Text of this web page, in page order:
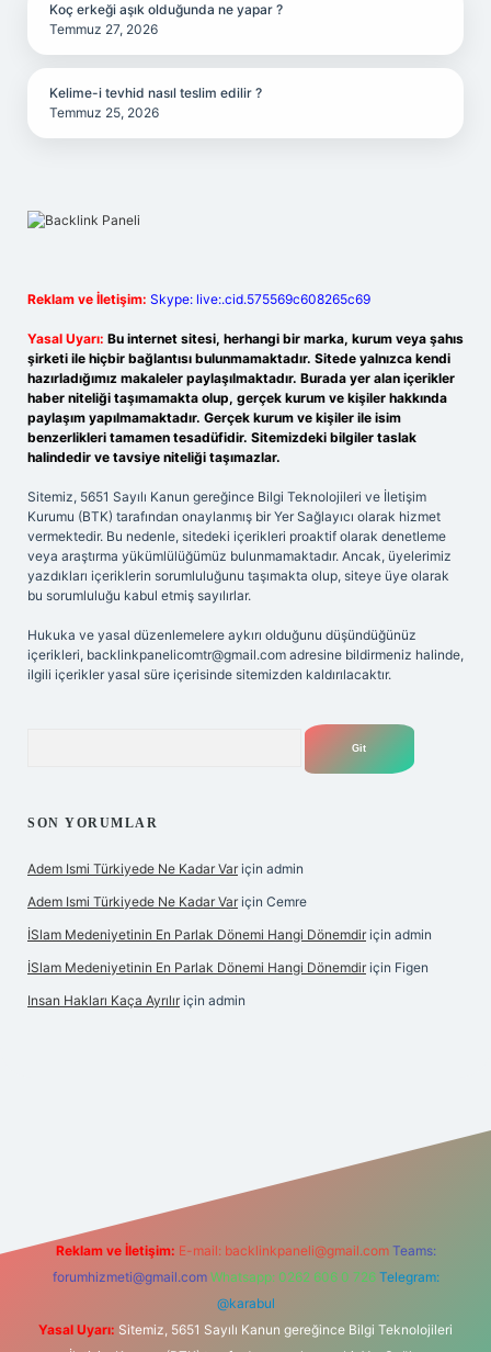
Koç erkeği aşık olduğunda ne yapar ?
Temmuz 27, 2026
Kelime-i tevhid nasıl teslim edilir ?
Temmuz 25, 2026
Reklam ve İletişim: Skype: live:.cid.575569c608265c69
Yasal Uyarı: Bu internet sitesi, herhangi bir marka, kurum veya şahıs
şirketi ile hiçbir bağlantısı bulunmamaktadır. Sitede yalnızca kendi
hazırladığımız makaleler paylaşılmaktadır. Burada yer alan içerikler
haber niteliği taşımamakta olup, gerçek kurum ve kişiler hakkında
paylaşım yapılmamaktadır. Gerçek kurum ve kişiler ile isim
benzerlikleri tamamen tesadüfidir. Sitemizdeki bilgiler taslak
halindedir ve tavsiye niteliği taşımazlar.
Sitemiz, 5651 Sayılı Kanun gereğince Bilgi Teknolojileri ve İletişim
Kurumu (BTK) tarafından onaylanmış bir Yer Sağlayıcı olarak hizmet
vermektedir. Bu nedenle, sitedeki içerikleri proaktif olarak denetleme
veya araştırma yükümlülüğümüz bulunmamaktadır. Ancak, üyelerimiz
yazdıkları içeriklerin sorumluluğunu taşımakta olup, siteye üye olarak
bu sorumluluğu kabul etmiş sayılırlar.
Hukuka ve yasal düzenlemelere aykırı olduğunu düşündüğünüz
içerikleri, backlinkpanelicomtr@gmail.com adresine bildirmeniz halinde,
ilgili içerikler yasal süre içerisinde sitemizden kaldırılacaktır.
SON YORUMLAR
Adem Ismi Türkiyede Ne Kadar Var için admin
Adem Ismi Türkiyede Ne Kadar Var için Cemre
İSlam Medeniyetinin En Parlak Dönemi Hangi Dönemdir için admin
İSlam Medeniyetinin En Parlak Dönemi Hangi Dönemdir için Figen
Insan Hakları Kaça Ayrılır için admin
Reklam ve İletişim: E-mail: backlinkpaneli@gmail.com Teams:
forumhizmeti@gmail.com Whatsapp: 0262 606 0 726 Telegram:
@karabul
Yasal Uyarı: Sitemiz, 5651 Sayılı Kanun gereğince Bilgi Teknolojileri